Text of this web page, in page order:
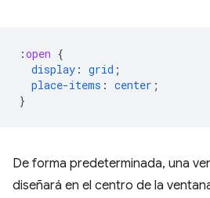
:open {
display : grid ;
place-items : center ;
}
De forma predeterminada, una
diseñará en el centro de la